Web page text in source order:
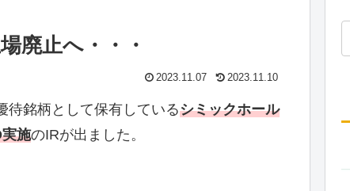
廃止へ・・・
2023.11.07 2023.11.10
待銘柄として保有しているシミックホール
施のIRが出ました。